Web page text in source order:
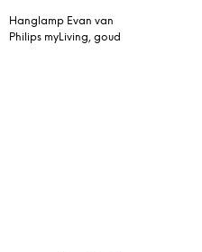
Hanglamp Evan van
Philips myLiving, goud